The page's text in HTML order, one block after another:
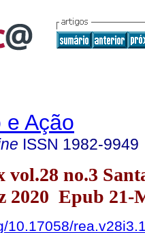
e Ação
ISSN 1982-9949
vol.28 no.3
2020 Epub 21-
10.17058/